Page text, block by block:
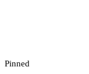
Pinned